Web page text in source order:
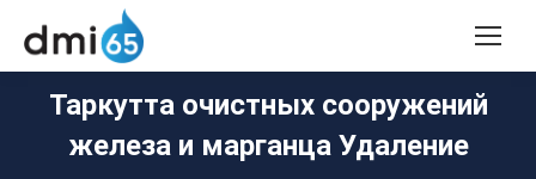
Таркутта очистных сооружений
железа и марганца Удаление